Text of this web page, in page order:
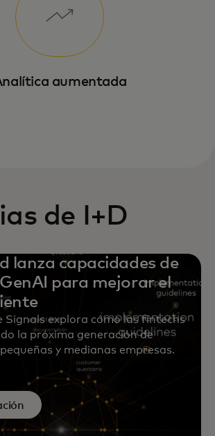
aumentada
de I+D
lanza capacidades de
para mejorar el
Signals explora cómo las fintechs
la próxima generación de
y medianas empresas.